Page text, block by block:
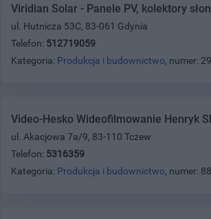
Viridian Solar - Panele PV, kolektory
ul. Hutnicza 53C, 83-061 Gdynia
Telefon: 512719059
Kategoria: Produkcja i budownictwo, numer:
Video-Hesko Wideofilmowanie Henryk
ul. Akacjowa 7a/9, 83-110 Tczew
Telefon: 5316359
Kategoria: Produkcja i budownictwo, numer: